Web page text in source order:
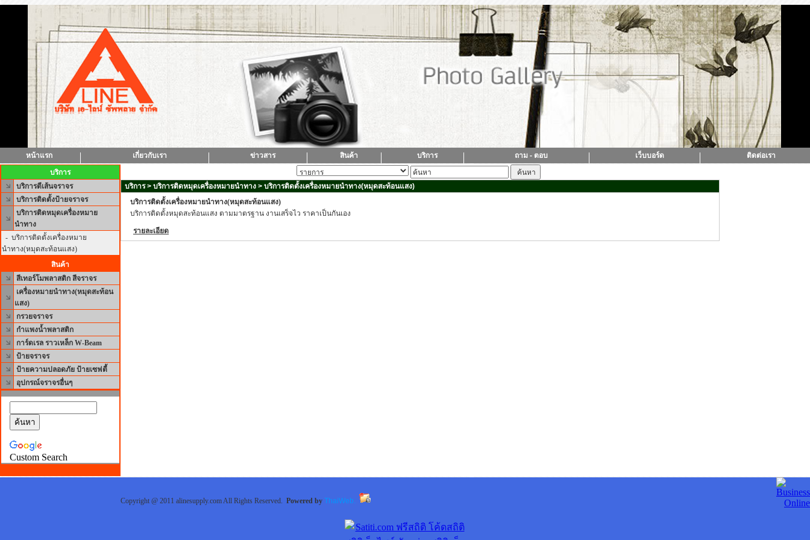
หน้าแรก เกี่ยวกับเรา ข่าวสาร สินค้า บริการ ถาม - ตอบ เว็บบอร์ด
ติดต่อเรา
บริการ
บริการตีเส้นจราจร
บริการติดตั้งป้ายจราจร
บริการติดหมุดเครื่องหมาย
นำทาง
- บริการติดตั้งเครื่องหมาย
นำทาง(หมุดสะท้อนแสง)
สินค้า
สีเทอร์โมพลาสติก สีจราจร
เครื่องหมายนำทาง(หมุดสะท้อน
แสง)
กรวยจราจร
กำแพงน้ำพลาสติก
การ์ดเรล ราวเหล็ก W-Beam
ป้ายจราจร
ป้ายความปลอดภัย ป้ายเซฟตี้
อุปกรณ์จราจรอื่นๆ
Custom Search
บริการ > บริการติดหมุดเครื่องหมายนำทาง > บริการติดตั้งเครื่องหมายนำทาง(หมุดสะท้อนแสง)
บริการติดตั้งเครื่องหมายนำทาง(หมุดสะท้อนแสง)
บริการติดตั้งหมุดสะท้อนแสง ตามมาตรฐาน งานเสร็จไว ราคาเป็นกันเอง
รายละเอียด
Copyright @ 2011 alinesupply.com All Rights Reserved. Powered by ThaiWeb.